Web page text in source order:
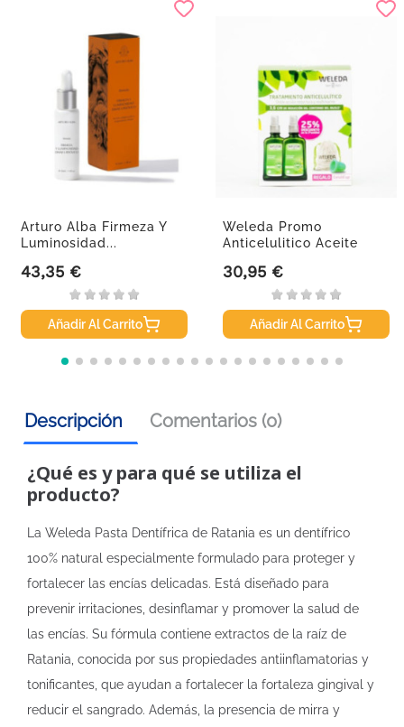
Arturo Alba Firmeza Y
Luminosidad...
Precio
43,35 €
Añadir Al Carrito
Weleda Promo
Anticelulitico Aceite
Precio
30,95 €
Añadir Al Carrito
Descripción Comentarios (0)
¿Qué es y para qué se utiliza el
producto?
La Weleda Pasta Dentífrica de Ratania es un dentífrico
100% natural especialmente formulado para proteger y
fortalecer las encías delicadas. Está diseñado para
prevenir irritaciones, desinflamar y promover la salud de
las encías. Su fórmula contiene extractos de la raíz de
Ratania, conocida por sus propiedades antiinflamatorias y
tonificantes, que ayudan a fortalecer la fortaleza gingival y
reducir el sangrado. Además, la presencia de mirra y